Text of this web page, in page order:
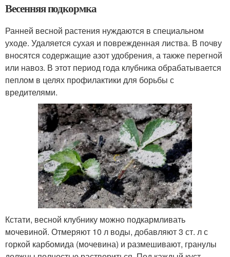
Весенняя подкормка
Ранней весной растения нуждаются в специальном
уходе. Удаляется сухая и поврежденная листва. В почву
вносятся содержащие азот удобрения, а также перегной
или навоз. В этот период года клубника обрабатывается
пеплом в целях профилактики для борьбы с
вредителями.
Кстати, весной клубнику можно подкармливать
мочевиной. Отмеряют 10 л воды, добавляют 3 ст. л с
горкой карбомида (мочевина) и размешивают, гранулы